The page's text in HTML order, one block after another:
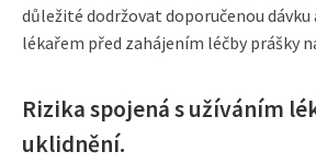
důležité dodržovat doporučenou
lékařem před zahájením léčby prášky
Rizika spojená s užíváním
uklidnění.